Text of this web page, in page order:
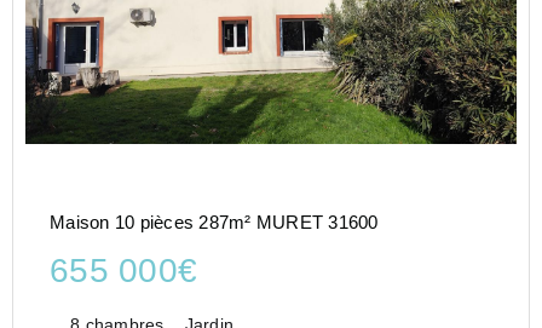
Maison 10 pièces 287m² MURET 31600
655 000€